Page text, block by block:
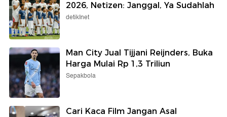
2026, Netizen: Janggal, Ya Sudahlah
detikInet
Man City Jual Tijjani Reijnders, Buka
Harga Mulai Rp 1,3 Triliun
Sepakbola
Cari Kaca Film Jangan Asal